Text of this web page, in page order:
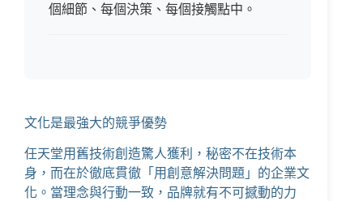
個細節、每個決策、每個接觸點中。
文化是最強大的競爭優勢
任天堂用舊技術創造驚人獲利，秘密不在技術本
身，而在於徹底貫徹「用創意解決問題」的企業文
化。當理念與行動一致，品牌就有不可撼動的力